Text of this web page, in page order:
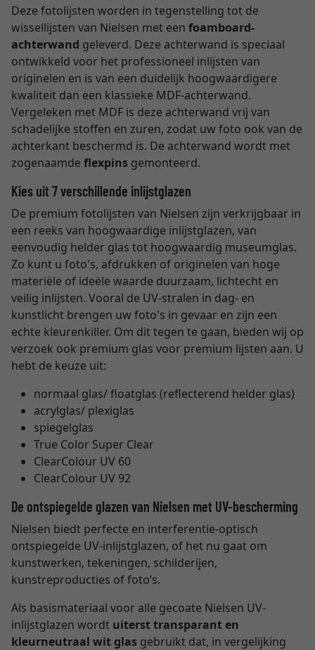
Deze fotolijsten worden in tegenstelling tot de
wissellijsten van Nielsen met een foamboard-
achterwand geleverd. Deze achterwand is speciaal
ontwikkeld voor het professioneel inlijsten van
originelen en is van een duidelijk hoogwaardigere
kwaliteit dan een klassieke MDF-achterwand.
Vergeleken met MDF is deze achterwand vrij van
schadelijke stoffen en zuren, zodat uw foto ook van de
achterkant beschermd is. De achterwand wordt met
zogenaamde flexpins gemonteerd.
Kies uit 7 verschillende inlijstglazen
De premium fotolijsten van Nielsen zijn verkrijgbaar in
een reeks van hoogwaardige inlijstglazen, van
eenvoudig helder glas tot hoogwaardig museumglas.
Zo kunt u foto's, afdrukken of originelen van hoge
materiële of ideële waarde duurzaam, lichtecht en
veilig inlijsten. Vooral de UV-stralen in dag- en
kunstlicht brengen uw foto's in gevaar en zijn een
echte kleurenkiller. Om dit tegen te gaan, bieden wij op
verzoek ook premium glas voor premium lijsten aan. U
hebt de keuze uit:
normaal glas/ floatglas (reflecterend helder glas)
acrylglas/ plexiglas
spiegelglas
True Color Super Clear
ClearColour UV 60
ClearColour UV 92
De ontspiegelde glazen van Nielsen met UV-bescherming
Nielsen biedt perfecte en interferentie-optisch
ontspiegelde UV-inlijstglazen, of het nu gaat om
kunstwerken, tekeningen, schilderijen,
kunstreproducties of foto’s.
Als basismateriaal voor alle gecoate Nielsen UV-
inlijstglazen wordt uiterst transparant en
kleurneutraal wit glas gebruikt dat, in vergelijking